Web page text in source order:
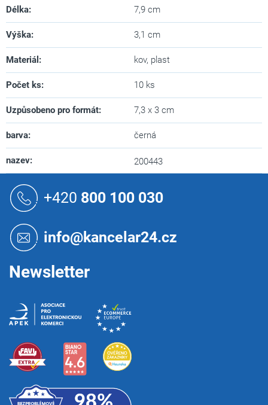
Délka: 7,9 cm
Výška: 3,1 cm
Materiál : kov, plast
Počet ks: 10 ks
Uzpůsobeno pro formát: 7,3 x 3 cm
barva: černá
nazev: 200443
+420 800 100 030
info@kancelar24.cz
Newsletter